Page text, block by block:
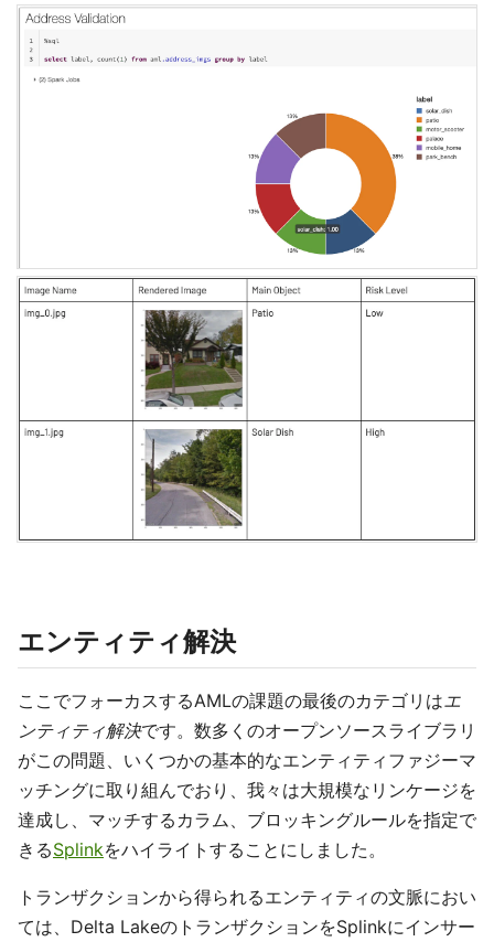
エンティティ解決
ここでフォーカスするAMLの課題の最後のカテゴリはエ
ンティティ解決です。数多くのオープンソースライブラリ
がこの問題、いくつかの基本的なエンティティファジーマ
ッチングに取り組んでおり、我々は大規模なリンケージを
達成し、マッチするカラム、ブロッキングルールを指定で
きるSplinkをハイライトすることにしました。
トランザクションから得られるエンティティの文脈におい
ては、Delta LakeのトランザクションをSplinkにインサー